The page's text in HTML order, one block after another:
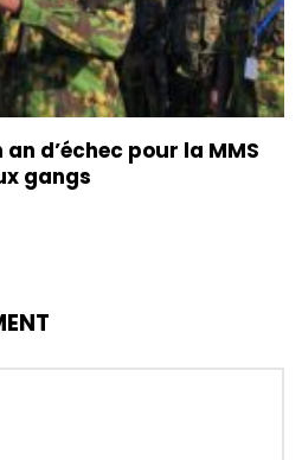
d’échec pour la MMS
gangs